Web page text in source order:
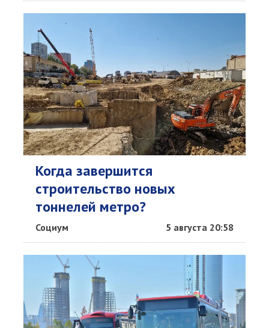
Когда завершится
строительство новых
тоннелей метро?
Социум 5 августа 20:58